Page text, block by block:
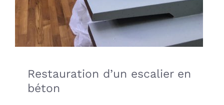
Restauration d’un escalier en
béton